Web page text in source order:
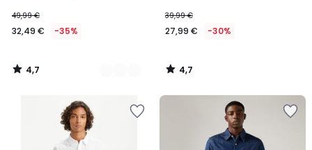
49,99 €
32,49 € -35%
4,7
/
39,99 €
27,99 € -30%
4,7
/